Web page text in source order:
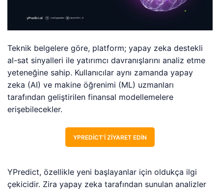
Teknik belgelere göre, platform; yapay zeka destekli
al-sat sinyalleri ile yatırımcı davranışlarını analiz etme
yeteneğine sahip. Kullanıcılar aynı zamanda yapay
zeka (AI) ve makine öğrenimi (ML) uzmanları
tarafından geliştirilen finansal modellemelere
erişebilecekler.
YPREDICT’I ZIYARET EDIN
YPredict, özellikle yeni başlayanlar için oldukça ilgi
çekicidir. Zira yapay zeka tarafından sunulan analizler